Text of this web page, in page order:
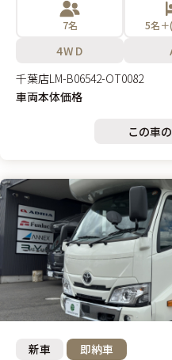
7名 5名＋
4WD
千葉店LM-B06542-OT0082
車両本体価格
この車
新車 即納車